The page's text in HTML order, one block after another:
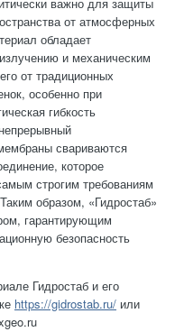
важно для защиты
от атмосферных
обладает
и механическим
от традиционных
особенно при
гибкость
свариваются
которое
строгим требованиям
образом, «Гидростаб»
гарантирующим
безопасность
Гидростаб и его
https://gidrostab.ru/ или